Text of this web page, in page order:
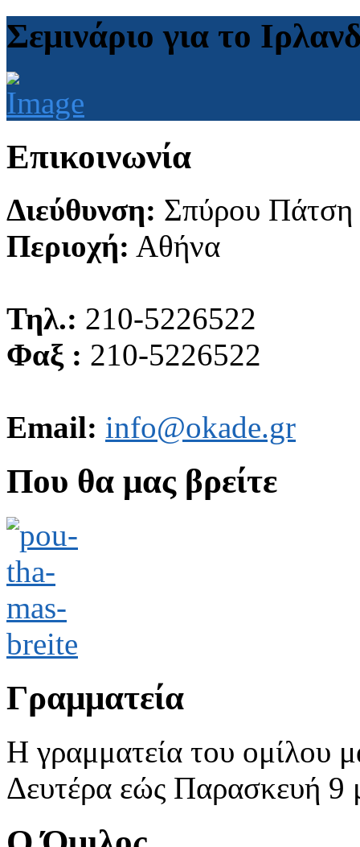
Σεμινάριο για το
Επικοινωνία
Διεύθυνση: Σπύρου Πάτση
Περιοχή: Αθήνα
Τηλ.: 210-5226522
Φαξ : 210-5226522
Email: info@okade.gr
Που θα μας βρείτε
Γραμματεία
Η γραμματεία του ομίλου
Δευτέρα εώς Παρασκευή 9